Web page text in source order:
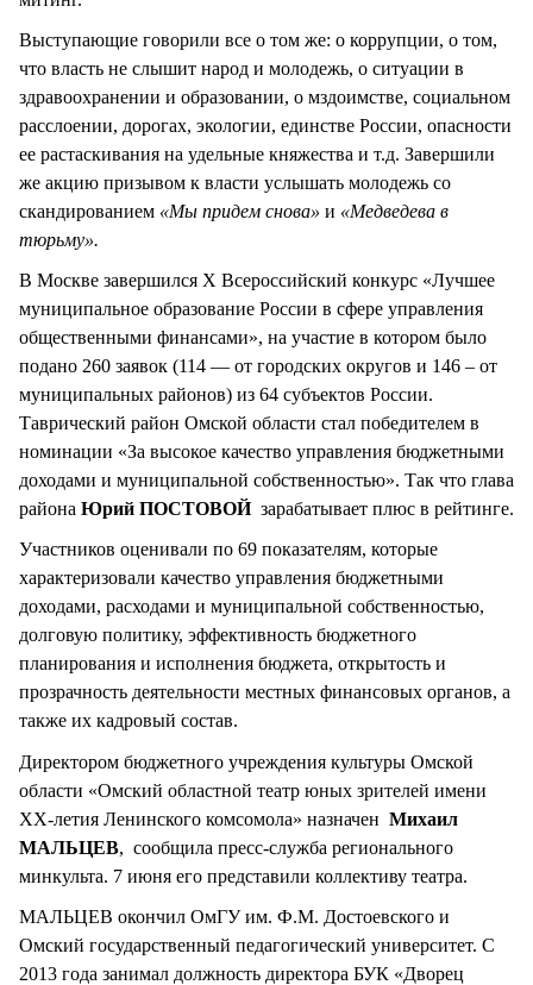
Выступающие говорили все о том же: о коррупции, о том,
что власть не слышит народ и молодежь, о ситуации в
здравоохранении и образовании, о мздоимстве, социальном
расслоении, дорогах, экологии, единстве России, опасности
ее растаскивания на удельные княжества и т.д. Завершили
же акцию призывом к власти услышать молодежь со
скандированием «Мы придем снова» и «Медведева в
тюрьму».
В Москве завершился X Всероссийский конкурс «Лучшее
муниципальное образование России в сфере управления
общественными финансами», на участие в котором было
подано 260 заявок (114 — от городских округов и 146 – от
муниципальных районов) из 64 субъектов России.
Таврический район Омской области стал победителем в
номинации «За высокое качество управления бюджетными
доходами и муниципальной собственностью». Так что глава
района Юрий ПОСТОВОЙ зарабатывает плюс в рейтинге.
Участников оценивали по 69 показателям, которые
характеризовали качество управления бюджетными
доходами, расходами и муниципальной собственностью,
долговую политику, эффективность бюджетного
планирования и исполнения бюджета, открытость и
прозрачность деятельности местных финансовых органов, а
также их кадровый состав.
Директором бюджетного учреждения культуры Омской
области «Омский областной театр юных зрителей имени
ХХ-летия Ленинского комсомола» назначен Михаил
МАЛЬЦЕВ, сообщила пресс-служба регионального
минкульта. 7 июня его представили коллективу театра.
МАЛЬЦЕВ окончил ОмГУ им. Ф.М. Достоевского и
Омский государственный педагогический университет. С
2013 года занимал должность директора БУК «Дворец